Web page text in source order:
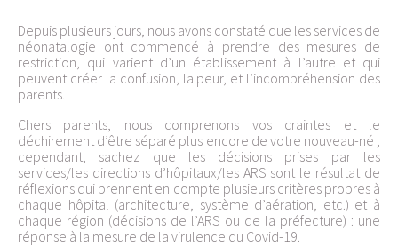
Depuis plusieurs jours, nous avons constaté que les services de
néonatalogie ont commencé à prendre des mesures de
restriction, qui varient d’un établissement à l’autre et qui
peuvent créer la confusion, la peur, et l’incompréhension des
parents.
Chers parents, nous comprenons vos craintes et le
déchirement d’être séparé plus encore de votre nouveau-né ;
cependant, sachez que les décisions prises par les
services/les directions d’hôpitaux/les ARS sont le résultat de
réflexions qui prennent en compte plusieurs critères propres à
chaque hôpital (architecture, système d’aération, etc.) et à
chaque région (décisions de l’ARS ou de la préfecture) : une
réponse à la mesure de la virulence du Covid-19.